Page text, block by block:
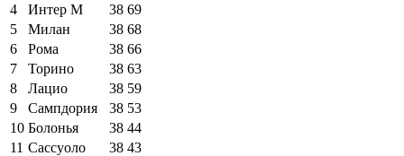
4
Интер М 38 69
5
Милан 38 68
6
Рома 38 66
7
Торино 38 63
8
Лацио 38 59
9
Сампдория 38 53
10 Болонья 38 44
11 Сассуоло 38 43